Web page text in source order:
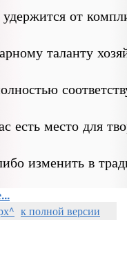
от
таланту
есть место для
изменить в
к полной версии